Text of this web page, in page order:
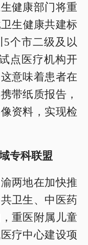
健康部门将重
生健康共建标
个市二级及以
点医疗机构开
意味着患者在
带纸质报告，
资料，实现检
专科联盟
两地在加快推
卫生、中医药
重医附属儿童
疗中心建设项